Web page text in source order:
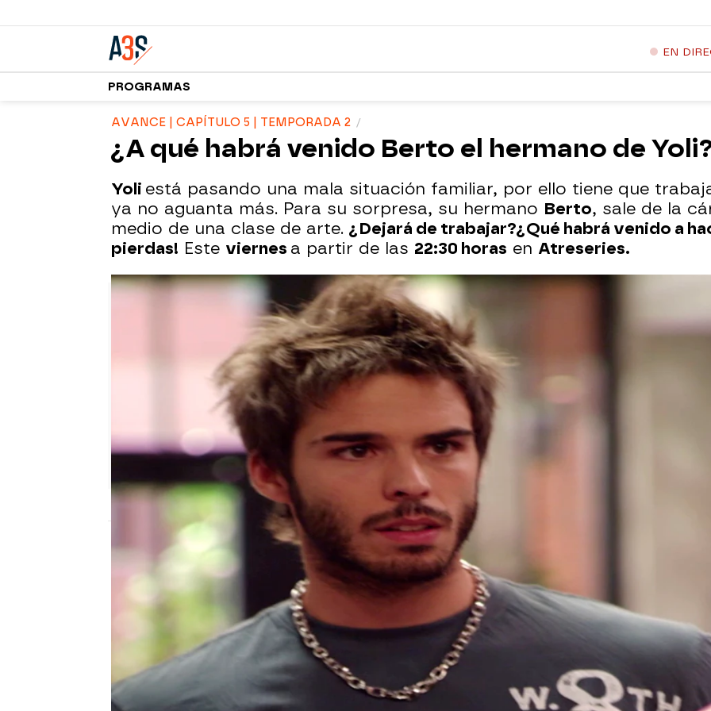
EN
PROGRAMAS
AVANCE | CAPÍTULO 5 | TEMPORADA 2
¿A qué habrá venido Berto el hermano de
Yoli está pasando una mala situación familiar, por ello tiene que
ya no aguanta más. Para su sorpresa, su hermano Berto, sale de la
medio de una clase de arte. ¿Dejará de trabajar?¿Qué habrá venido a
pierdas! Este viernes a partir de las 22:30 horas en Atreseries.
Madrid
Publicado: 07 de febrero de 2018, 15:24
Yoli